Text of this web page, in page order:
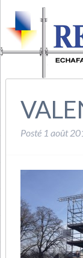
Posté 1 août